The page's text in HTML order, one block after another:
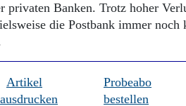
privaten Banken. Trotz hoher
die Postbank immer noch
Artikel
ausdrucken
Probeabo
bestellen